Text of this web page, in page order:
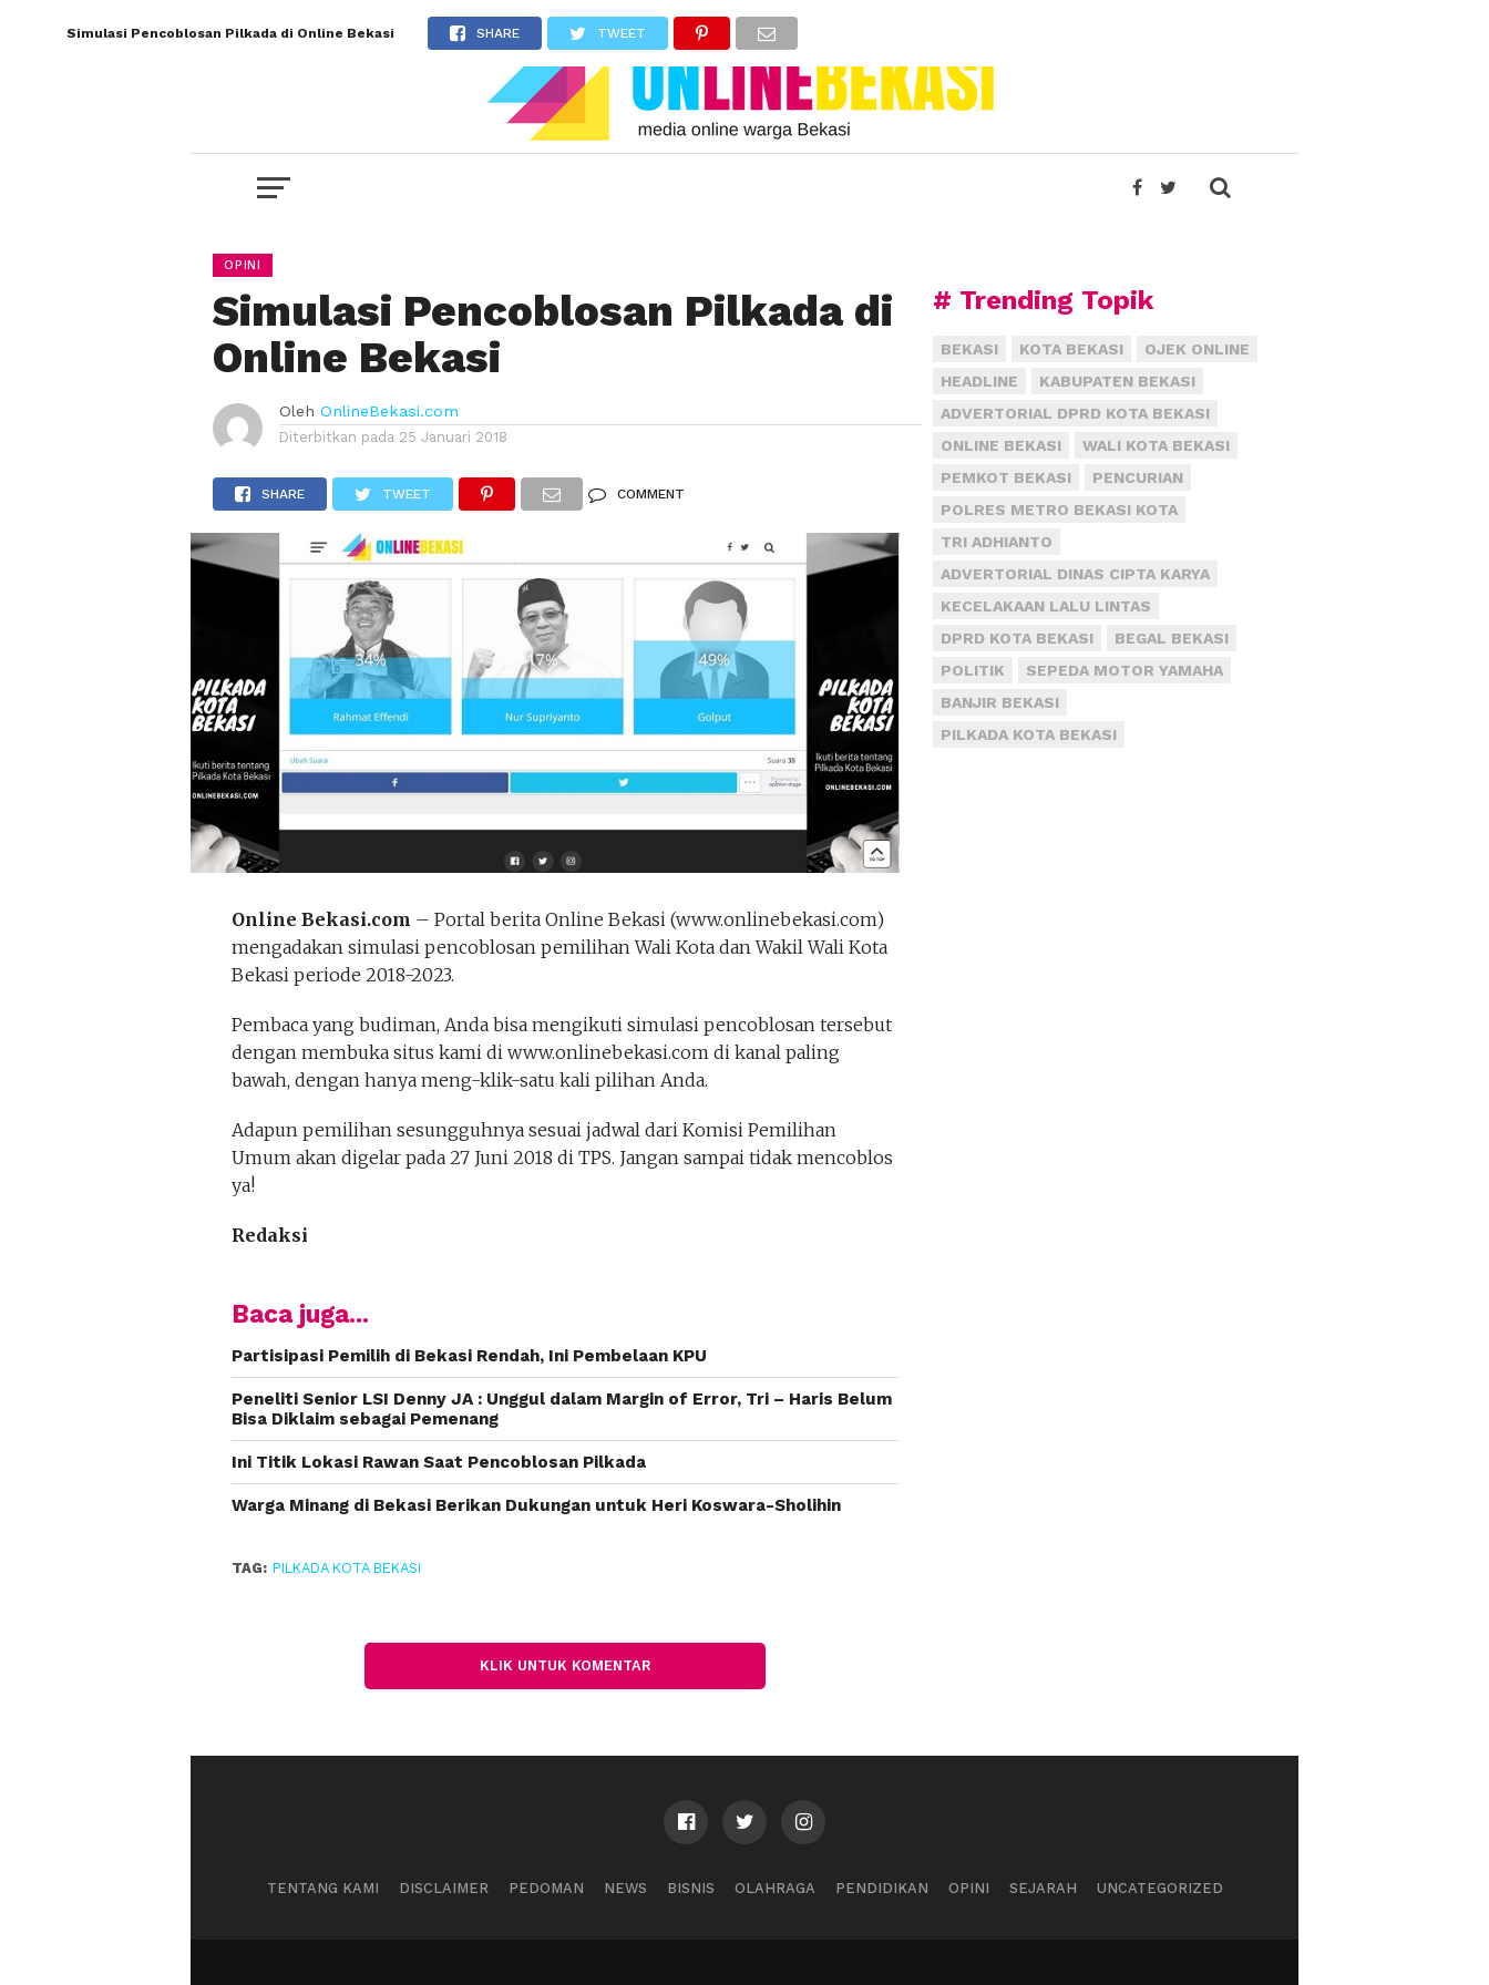
Simulasi Pencoblosan Pilkada di Online Bekasi SHARE TWEET
OPINI
Simulasi Pencoblosan Pilkada di
Online Bekasi
Oleh OnlineBekasi.com
Diterbitkan pada 25 Januari 2018
SHARE TWEET COMMENT
Online Bekasi.com – Portal berita Online Bekasi (www.onlinebekasi.com)
mengadakan simulasi pencoblosan pemilihan Wali Kota dan Wakil Wali Kota
Bekasi periode 2018-2023.
Pembaca yang budiman, Anda bisa mengikuti simulasi pencoblosan tersebut
dengan membuka situs kami di www.onlinebekasi.com di kanal paling
bawah, dengan hanya meng-klik-satu kali pilihan Anda.
Adapun pemilihan sesungguhnya sesuai jadwal dari Komisi Pemilihan
Umum akan digelar pada 27 Juni 2018 di TPS. Jangan sampai tidak mencoblos
ya!
Redaksi
Baca juga...
Partisipasi Pemilih di Bekasi Rendah, Ini Pembelaan KPU
Peneliti Senior LSI Denny JA : Unggul dalam Margin of Error, Tri – Haris Belum
Bisa Diklaim sebagai Pemenang
Ini Titik Lokasi Rawan Saat Pencoblosan Pilkada
Warga Minang di Bekasi Berikan Dukungan untuk Heri Koswara-Sholihin
TAG: PILKADA KOTA BEKASI
KLIK UNTUK KOMENTAR
# Trending Topik
BEKASI KOTA BEKASI
OJEK ONLINE
HEADLINE
KABUPATEN BEKASI
ADVERTORIAL DPRD KOTA BEKASI
ONLINE BEKASI
WALI KOTA BEKASI
PEMKOT BEKASI
PENCURIAN
POLRES METRO BEKASI KOTA
TRI ADHIANTO
ADVERTORIAL DINAS CIPTA KARYA
KECELAKAAN LALU LINTAS
DPRD KOTA BEKASI
BEGAL BEKASI
POLITIK
SEPEDA MOTOR YAMAHA
BANJIR BEKASI
PILKADA KOTA BEKASI
TENTANG KAMI DISCLAIMER PEDOMAN NEWS BISNIS OLAHRAGA PENDIDIKAN OPINI SEJARAH UNCATEGORIZED